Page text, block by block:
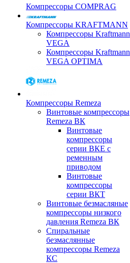
Компрессоры COMPRAG
Компрессоры KRAFTMANN
Компрессоры Kraftmann
VEGA
Компрессоры Kraftmann
VEGA OPTIMA
Компрессоры Remeza
Винтовые компрессоры
Remeza ВК
Винтовые
компрессоры
серии ВКЕ с
ременным
приводом
Винтовые
компрессоры
серии ВКТ
Винтовые безмасляные
компрессоры низкого
давления Remeza ВК
Спиральные
безмаслянные
компрессоры Remeza
КС